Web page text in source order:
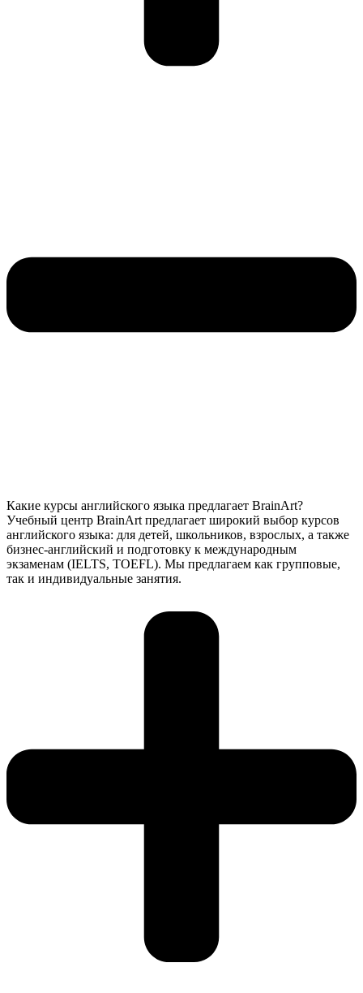
Какие курсы английского языка предлагает BrainArt?
Учебный центр BrainArt предлагает широкий выбор курсов
английского языка: для детей, школьников, взрослых, а также
бизнес-английский и подготовку к международным
экзаменам (IELTS, TOEFL). Мы предлагаем как групповые,
так и индивидуальные занятия.